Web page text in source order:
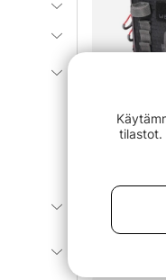
Westin
€74.90
tilastot.